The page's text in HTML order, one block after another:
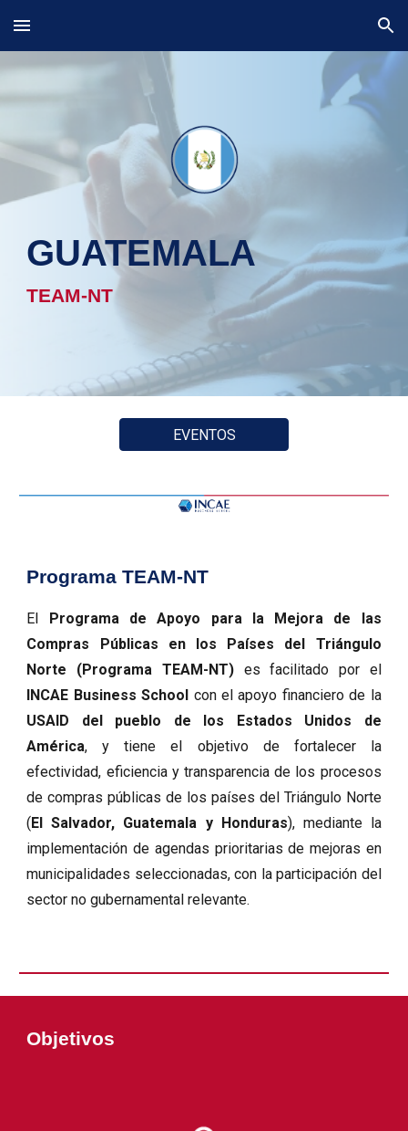
Skip to main content Skip to navigation
GUATEMALA
TEAM-NT
EVENTOS
Programa TEAM-NT
El Programa de Apoyo para la Mejora de las
Compras Públicas en los Países del Triángulo
Norte (Programa TEAM-NT) es facilitado por el
INCAE Business School con el apoyo financiero de la
USAID del pueblo de los Estados Unidos de
América, y tiene el objetivo de fortalecer la
efectividad, eficiencia y transparencia de los procesos
de compras públicas de los países del Triángulo Norte
(El Salvador, Guatemala y Honduras), mediante la
implementación de agendas prioritarias de mejoras en
municipalidades seleccionadas, con la participación del
sector no gubernamental relevante.
Objetivos